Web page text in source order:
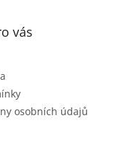
vás
osobních údajů